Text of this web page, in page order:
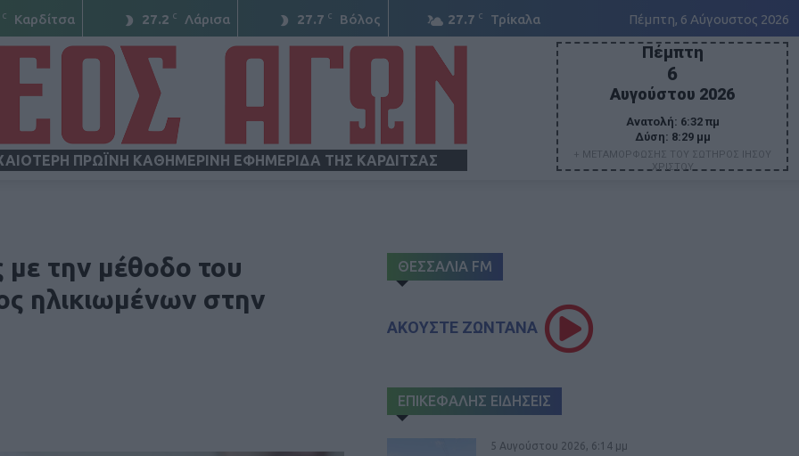
C Καρδίτσα 27.2 C Λάρισα 27.7 C Βόλος 27.7 C Τρίκαλα Πέμπτη, 6 Αύγουστος 2026
ΠΡΩΪΝΗ ΚΑΘΗΜΕΡΙΝΗ ΕΦΗΜΕΡΙΔΑ ΤΗΣ ΚΑΡΔΙΤΣΑΣ
Πέμπτη
6
Αυγούστου 2026
Ανατολή: 6:32 πμ
Δύση: 8:29 μμ
+ ΜΕΤΑΜΟΡΦΩΣΗΣ ΤΟΥ ΣΩΤΗΡΟΣ ΙΗΣΟΥ
ΧΡΙΣΤΟΥ
με την μέθοδο του
ηλικιωμένων στην
ΘΕΣΣΑΛΙΑ FM
ΑΚΟΥΣΤΕ ΖΩΝΤΑΝΑ
ΕΠΙΚΕΦΑΛΗΣ ΕΙΔΗΣΕΙΣ
5 Αυγούστου 2026, 6:14 μμ